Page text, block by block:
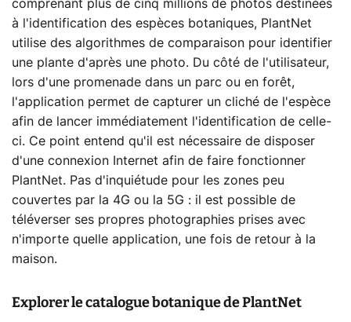
comprenant plus de cinq millions de photos destinées
à l'identification des espèces botaniques, PlantNet
utilise des algorithmes de comparaison pour identifier
une plante d'après une photo. Du côté de l'utilisateur,
lors d'une promenade dans un parc ou en forêt,
l'application permet de capturer un cliché de l'espèce
afin de lancer immédiatement l'identification de celle-
ci. Ce point entend qu'il est nécessaire de disposer
d'une connexion Internet afin de faire fonctionner
PlantNet. Pas d'inquiétude pour les zones peu
couvertes par la 4G ou la 5G : il est possible de
téléverser ses propres photographies prises avec
n'importe quelle application, une fois de retour à la
maison.
Explorer le catalogue botanique de PlantNet